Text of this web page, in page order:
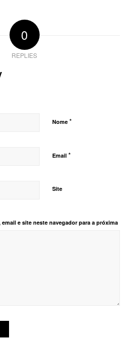
0
REPLIES
Nome *
Email *
Site
e site neste navegador para a próxima